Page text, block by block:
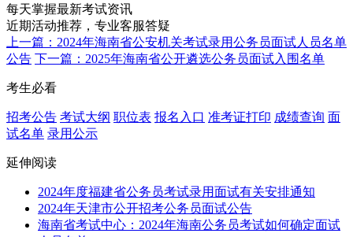
每天掌握最新考试资讯
近期活动推荐，专业客服答疑
上一篇：2024年海南省公安机关考试录用公务员面试人员名单
公告 下一篇：2025年海南省公开遴选公务员面试入围名单
考生必看
招考公告 考试大纲 职位表 报名入口 准考证打印 成绩查询 面
试名单 录用公示
延伸阅读
2024年度福建省公务员考试录用面试有关安排通知
2024年天津市公开招考公务员面试公告
海南省考试中心：2024年海南公务员考试如何确定面试